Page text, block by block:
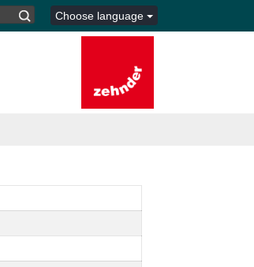
Choose language